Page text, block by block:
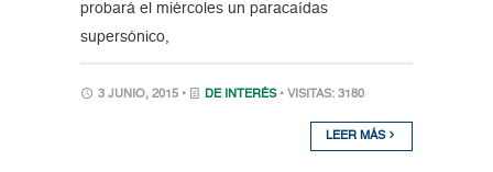
probará el miércoles un paracaídas
supersónico,
3 JUNIO, 2015 • DE INTERÉS • VISITAS: 3180
LEER MÁS